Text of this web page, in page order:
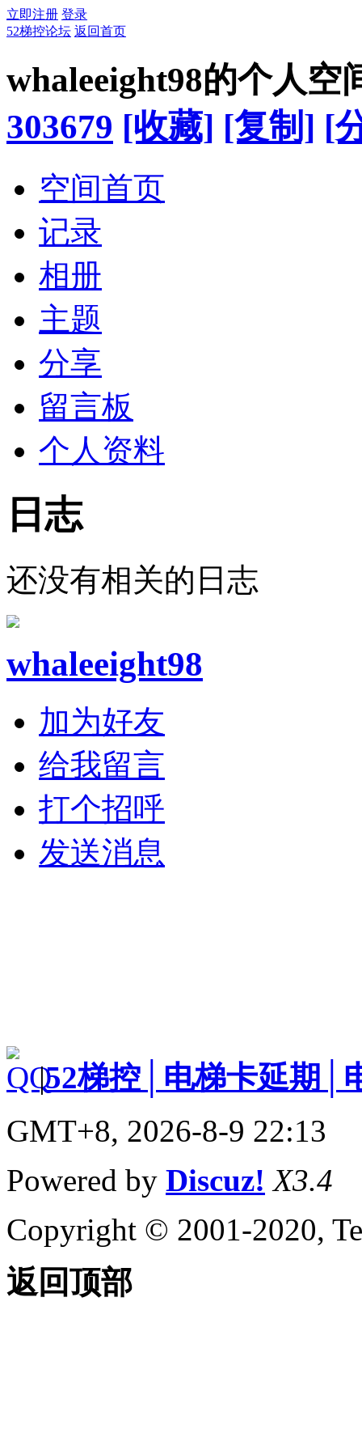
立即注册 登录
52梯控论坛 返回首页
whaleeight98的个人空
303679 [收藏] [复制] [
空间首页
记录
相册
主题
分享
留言板
个人资料
日志
还没有相关的日志
whaleeight98
加为好友
给我留言
打个招呼
发送消息
|52梯控│电梯卡延期│
GMT+8, 2026-8-9 22:13
Powered by Discuz! X3.4
Copyright © 2001-2020,
返回顶部